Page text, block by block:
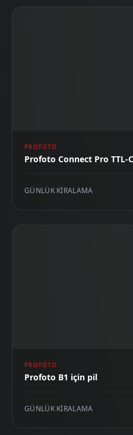
PROFOTO
GÜNLÜK KIRALAMA
PROFOTO
Profoto B1 için pil
GÜNLÜK KIRALAMA